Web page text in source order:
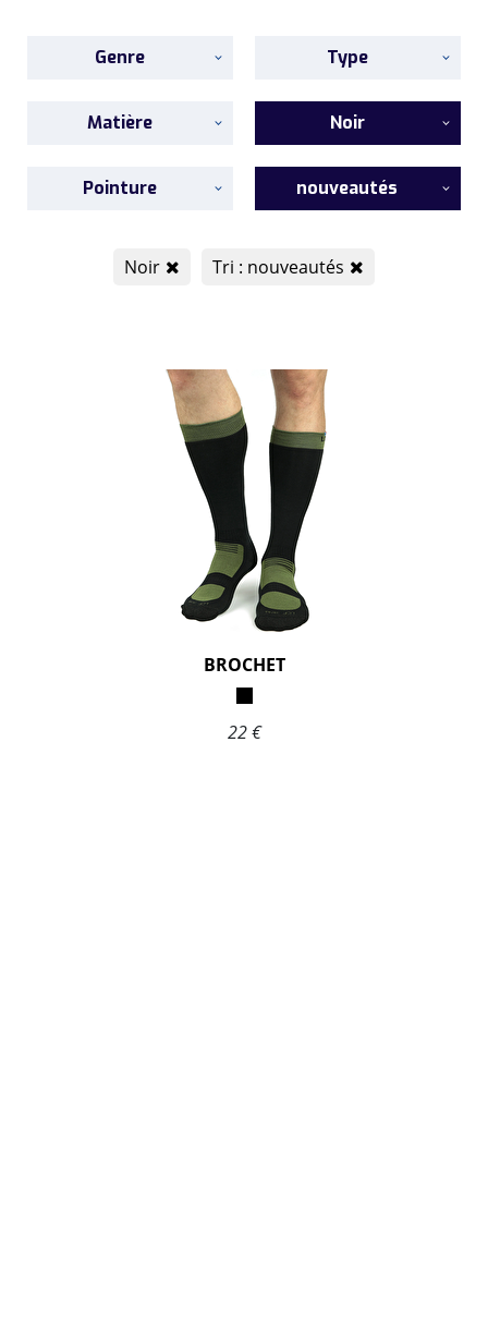
Genre Type
Matière Noir
Pointure nouveautés
Noir Tri : nouveautés
BROCHET
22 €